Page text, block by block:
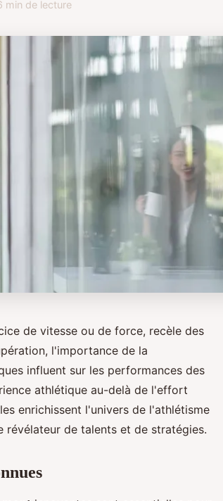
min de lecture
de vitesse ou de force, recèle des
l'importance de la
influent sur les performances des
athlétique au-delà de l'effort
enrichissent l'univers de l'athlétisme
de talents et de stratégies.